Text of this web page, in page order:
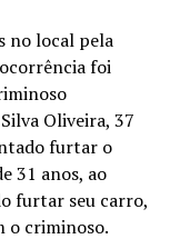
no local pela
foi
Oliveira, 37
furtar o
31 anos, ao
furtar seu carro,
o criminoso.